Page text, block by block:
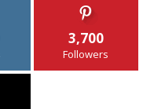
3,700
Followers